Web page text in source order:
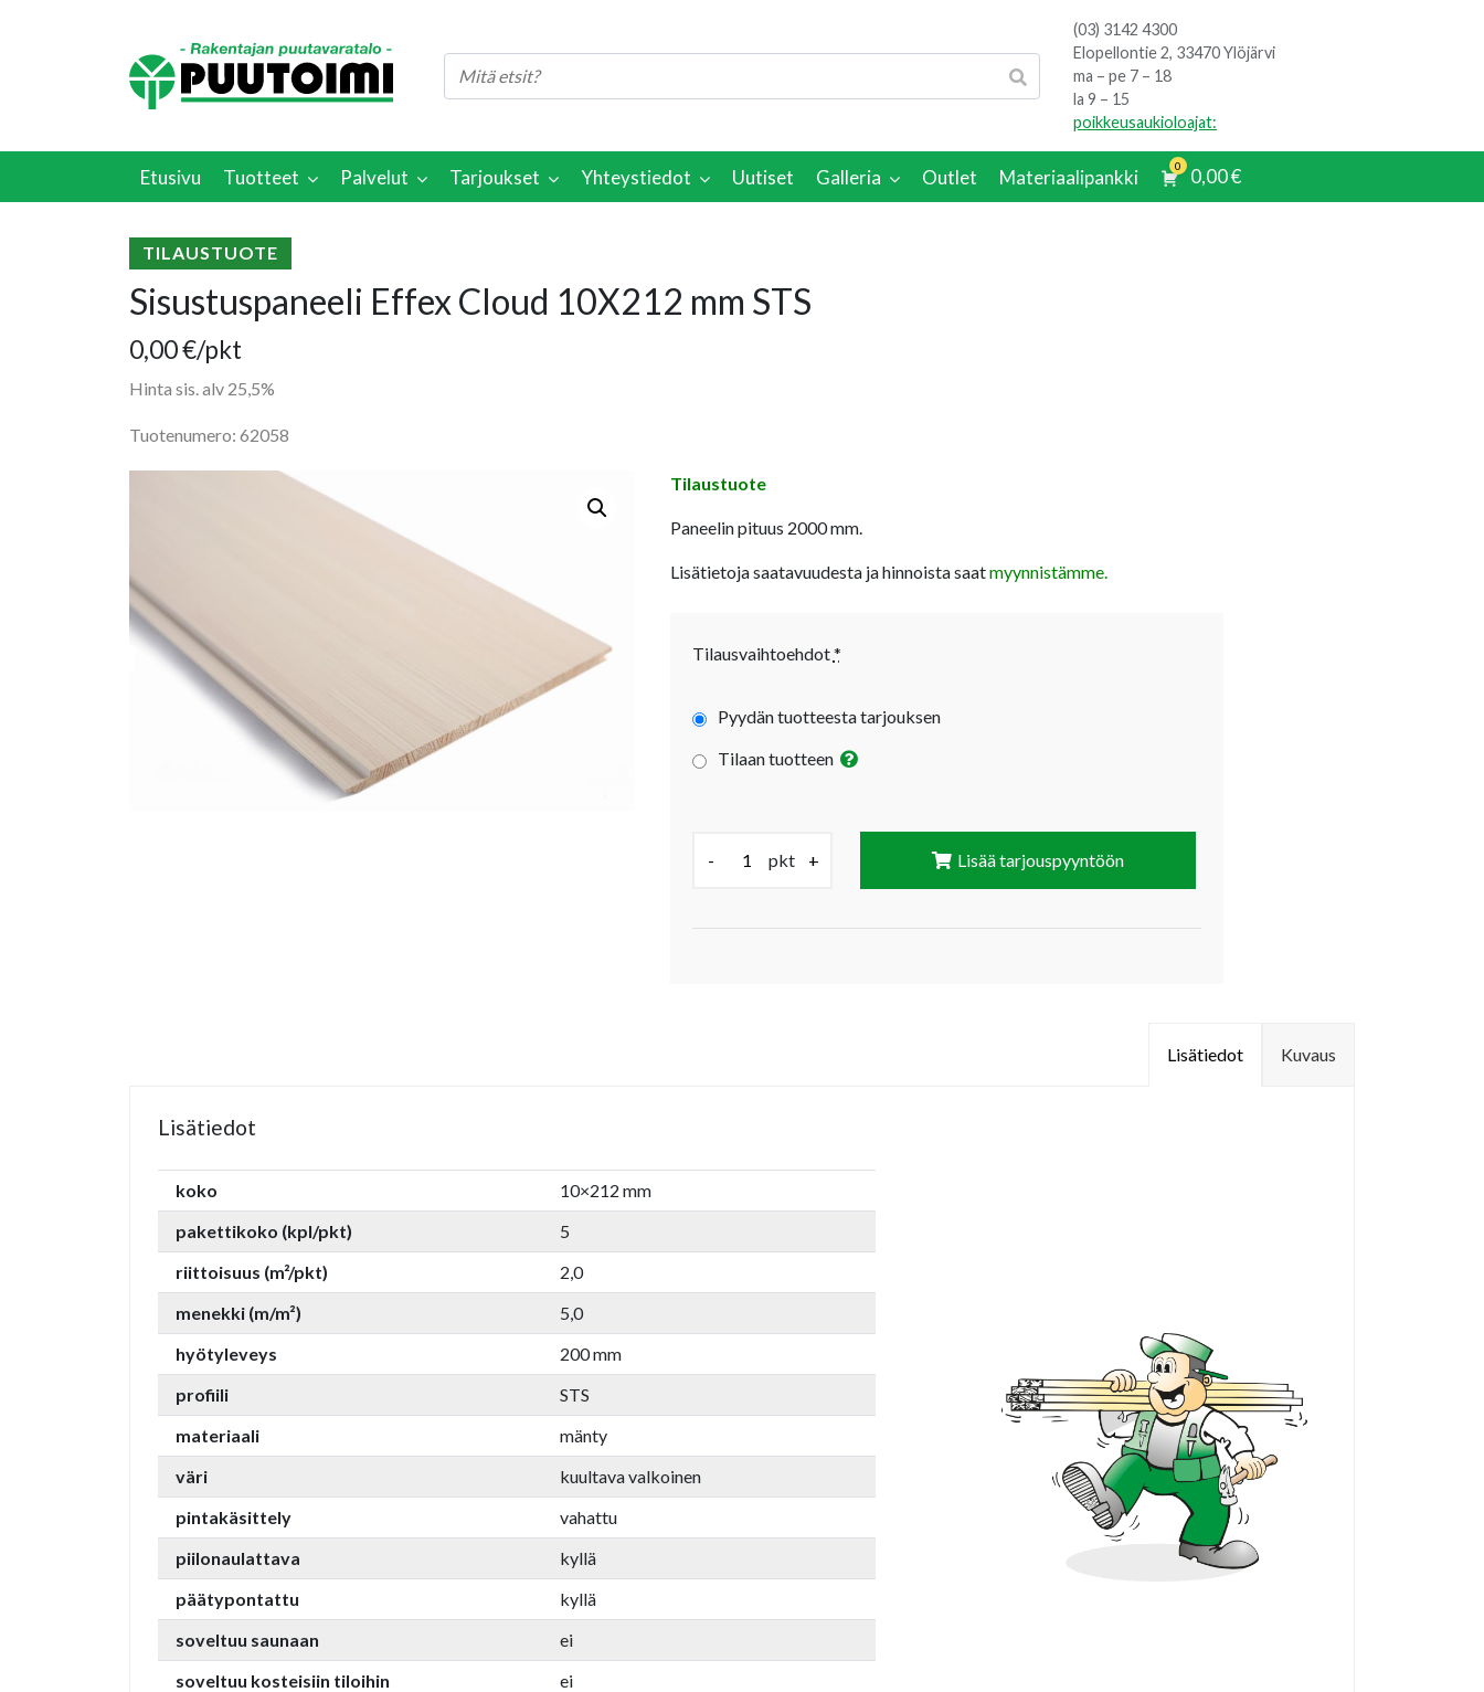
(03) 3142 4300
Elopellontie 2, 33470 Ylöjärvi
ma – pe 7 – 18
la 9 – 15
poikkeusaukioloajat:
Etusivu Tuotteet Palvelut Tarjoukset Yhteystiedot Uutiset Galleria Outlet Materiaalipankki 0 0,00€
TILAUSTUOTE
Sisustuspaneeli Effex Cloud 10X212 mm STS
0,00€/pkt
Hinta sis. alv 25,5%
Tuotenumero: 62058
Tilaustuote
Paneelin pituus 2000 mm.
Lisätietoja saatavuudesta ja hinnoista saatmyynnistämme.
Tilausvaihtoehdot*
Pyydän tuotteesta tarjouksen
Tilaan tuotteen
- pkt + Lisää tarjouspyyntöön
Kuvaus
Lisätiedot
Lisätiedot
koko
10×212 mm
pakettikoko (kpl/pkt)
5
riittoisuus (m²/pkt)
2,0
menekki (m/m²)
5,0
hyötyleveys
200 mm
profiili
STS
materiaali
mänty
väri
kuultava valkoinen
pintakäsittely
vahattu
piilonaulattava
kyllä
päätypontattu
kyllä
soveltuu saunaan
ei
soveltuu kosteisiin tiloihin
ei